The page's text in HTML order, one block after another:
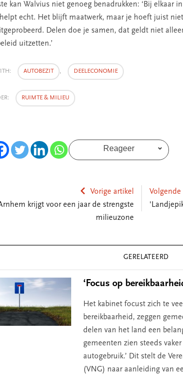
kan Walvius niet genoeg benadrukken: ‘Bij elkaar
echt. Het blijft maatwerk, maar je hoeft juist
Delen doe je samen, dat geldt niet
uitzetten.’
AUTOBEZIT , DEELECONOMIE
RUIMTE & MILIEU
Reageer
Vorige artikel
krijgt voor een jaar de strengste
milieuzone
Volgende
GERELATEERD
‘Focus op
Het kabinet focust zich te
bereikbaarheid, zeggen
delen van het land een
gemeenten zien steeds
autogebruik.’ Dit stelt de
(VNG) naar aanleiding van